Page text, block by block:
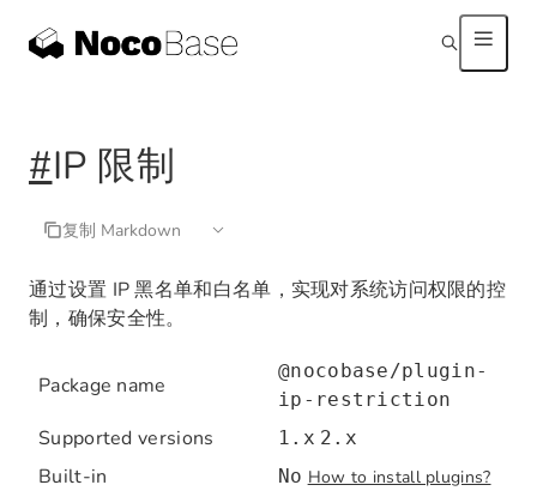
#IP 限制
复制 Markdown
通过设置 IP 黑名单和白名单，实现对系统访问权限的控
制，确保安全性。
Package name
@nocobase/plugin-
ip-restriction
Supported versions 1.x 2.x
Built-in No How to install plugins?